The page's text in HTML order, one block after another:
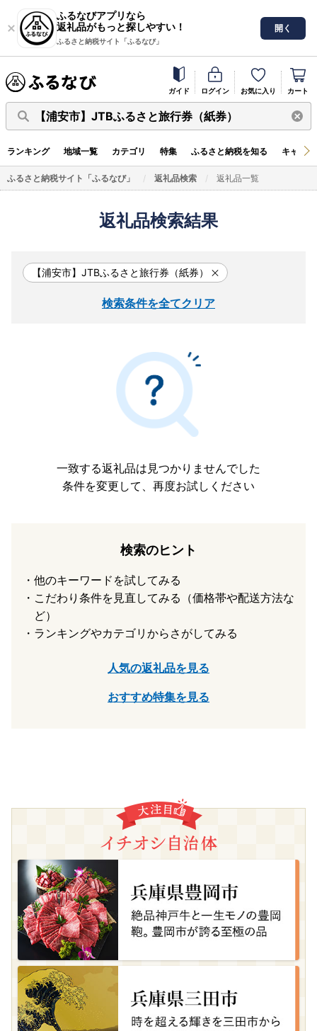
ふるなびアプリなら
返礼品がもっと探しやすい！
ふるさと納税サイト「ふるなび」
開く
ガイド ログイン お気に入り カート
【浦安市】JTBふるさと旅行券（紙券）
ランキング 地域一覧 カテゴリ 特集 ふるさと納税を知る キャン
ふるさと納税サイト「ふるなび」 返礼品検索 返礼品一覧
返礼品検索結果
【浦安市】JTBふるさと旅行券（紙券）
検索条件を全てクリア
一致する返礼品は見つかりませんでした
条件を変更して、再度お試しください
検索のヒント
他のキーワードを試してみる
こだわり条件を見直してみる（価格帯や配送方法な
ど）
ランキングやカテゴリからさがしてみる
人気の返礼品を見る
おすすめ特集を見る